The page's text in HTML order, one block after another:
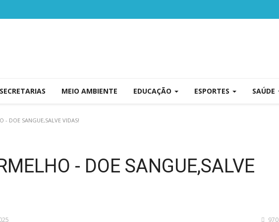
SECRETARIAS MEIO AMBIENTE EDUCAÇÃO ESPORTES SAÚDE
- DOE SANGUE,SALVE VIDAS!
- DOE SANGUE,SALVE
970